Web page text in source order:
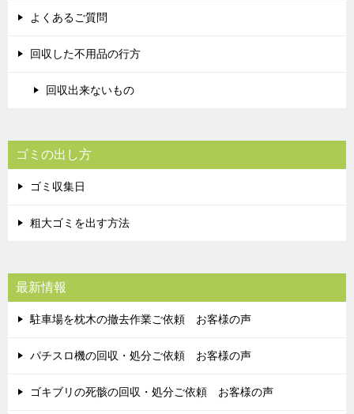
よくあるご質問
回収した不用品の行方
回収出来ないもの
ゴミの出し方
ゴミ収集日
粗大ゴミを出す方法
最新情報
駐車場を枕木の撤去作業ご依頼 お客様の声
パチスロ機の回収・処分ご依頼 お客様の声
ゴキブリの死骸の回収・処分ご依頼 お客様の声